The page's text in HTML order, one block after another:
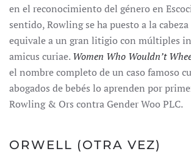
en el reconocimiento del género en
sentido, Rowling se ha puesto a la
equivale a un gran litigio con múltiples
amicus curiae.Women Who Wouldn’t
el nombre completo de un caso famoso
abogados de bebés lo aprenden por
Rowling & Ors contra Gender Woo PLC.
ORWELL (OTRA VEZ)